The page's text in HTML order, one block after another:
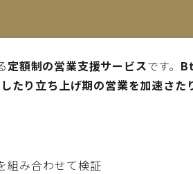
定額制の営業支援サービスです。
たり立ち上げ期の営業を加速さた
組み合わせて検証